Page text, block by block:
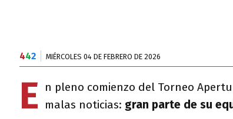
442 MIÉRCOLES 04 DE FEBRERO DE 2026
E n pleno comienzo del Torneo
malas noticias: gran parte de su